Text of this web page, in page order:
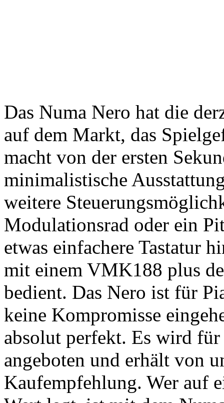
Das Numa Nero hat die
auf dem Markt, das
macht von der ersten
minimalistische
weitere
Modulationsrad oder ein
etwas einfachere Tastatur
mit einem VMK188 plus
bedient. Das Nero ist für
keine Kompromisse
absolut perfekt. Es wird
angeboten und erhält von
Kaufempfehlung. Wer auf